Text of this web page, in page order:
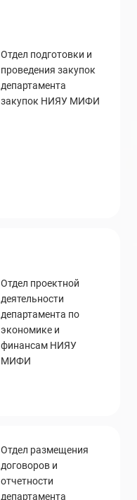
отдел подготовки и
проведения закупок
департамента
закупок НИЯУ МИФИ
Отдел проектной
деятельности
департамента по
экономике и
финансам НИЯУ
МИФИ
Отдел размещения
договоров и
отчетности
департамента